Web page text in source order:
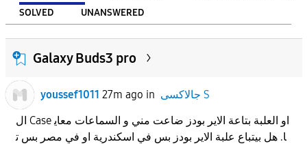
SOLVED
UNANSWERED
FILTER:
From
To
Galaxy Buds3 pro
youssef1011 27m ago in
جالاكسى S
ال Case او العلبة بتاعة الاير بودز ضاعت مني و السماعات معاي
ا. هل بيتباع علبة الاير بودز بس في اسكندرية او في مصر بس ت